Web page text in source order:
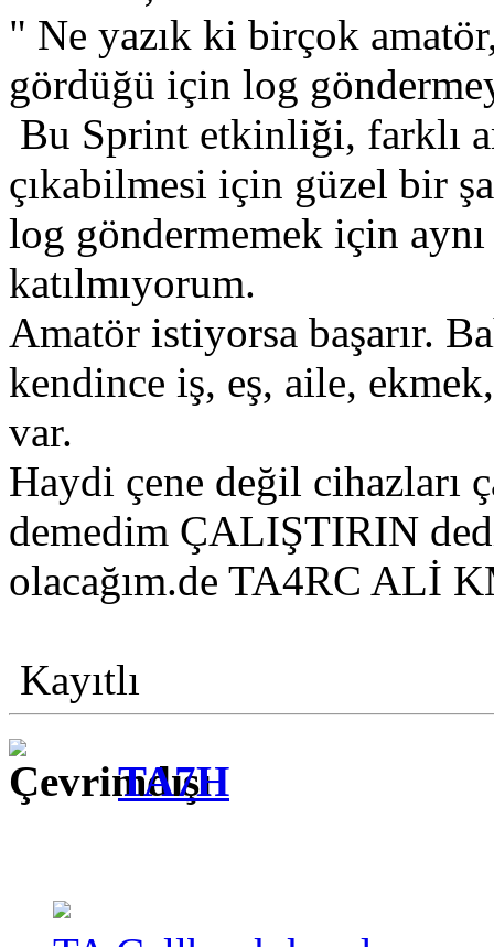
" Ne yazık ki birçok
gördüğü için log
Bu Sprint etkinliği, farklı
çıkabilmesi için güzel bir
log göndermemek için
katılmıyorum.
Amatör istiyorsa başarır.
kendince iş, eş, aile,
var.
Haydi çene değil cihazları
demedim ÇALIŞTIRIN
olacağım.de TA4RC ALİ
Kayıtlı
TA7H